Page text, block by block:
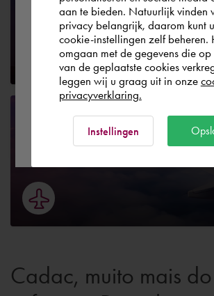
Aviação
Cadac, muito mais
Portugal
Rest of the world
aan te bieden. Natuurlijk vinden
privacy belangrijk, daarom kunt
cookie-instellingen zelf beheren.
omgaan met de gegevens die op
van de geplaatste cookies
leggen wij u graag uit in onze
privacyverklaring.
Instellingen